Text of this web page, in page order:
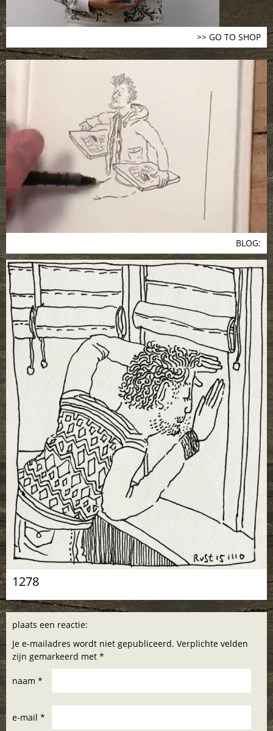
>> GO TO SHOP
BLOG:
1278
plaats een reactie:
Je e-mailadres wordt niet gepubliceerd. Verplichte velden
zijn gemarkeerd met *
naam *
e-mail *